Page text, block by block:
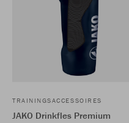
TRAININGSACCESSOIRES
JAKO Drinkfles Premium